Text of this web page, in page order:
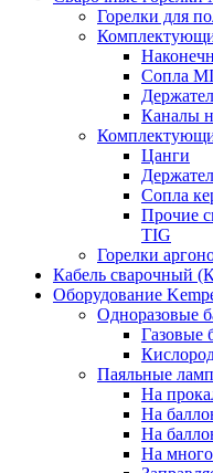
Горелки для
Сопла
Каналы
Цанги
Сопла
Прочие
TIG
Горелки
Кабель сварочный
Оборудование
Одноразовые
Газовые
Паяльные
На
На
На
На